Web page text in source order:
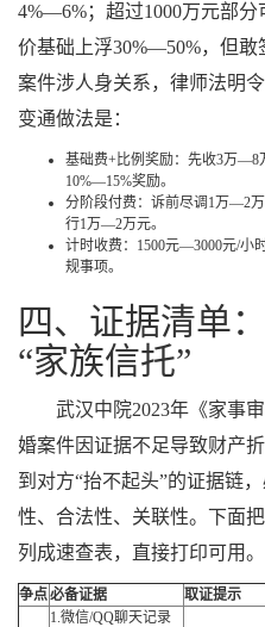
4%—6%；超过1000万元部
价基础上浮30%—50%，但
案件涉人身关系，律师法明
变通做法是：
基础费+比例奖励：先收3万—8
10%—15%奖励。
分阶段付费：诉前尽调1万—2
行1万—2万元。
计时收费：1500元—3000元/小
规事项。
四、证据清单
“家族信托”
武汉中院2023年《家事
婚案件因证据不足导致财产
到对方“抬不起头”的证据链
性、合法性、关联性。下面
列成速查表，直接打印可用。
争点必备证据 取证提示
1.微信/QQ聊天记录